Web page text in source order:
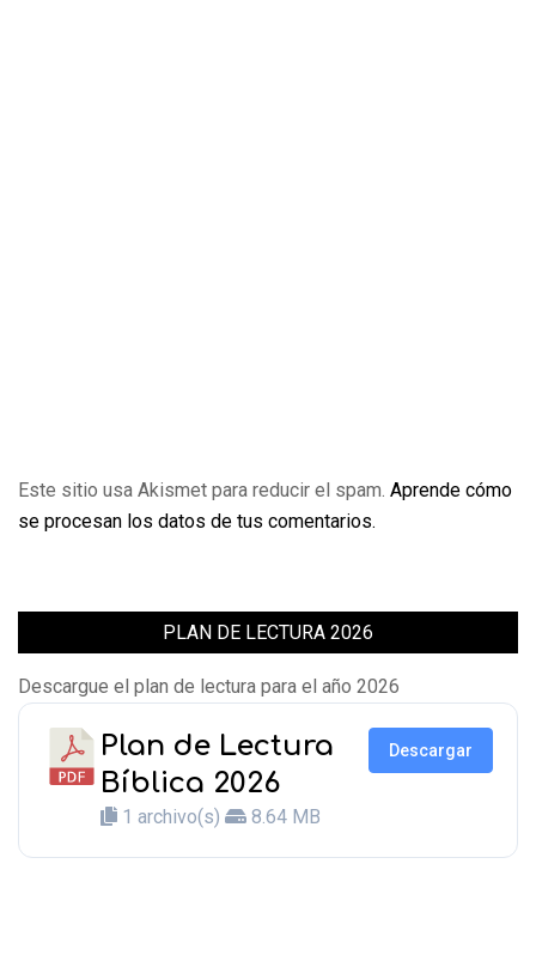
Este sitio usa Akismet para reducir el spam. Aprende cómo
se procesan los datos de tus comentarios.
PLAN DE LECTURA 2026
Descargue el plan de lectura para el año 2026
Plan de Lectura
Bíblica 2026
1 archivo(s) 8.64 MB
Descargar